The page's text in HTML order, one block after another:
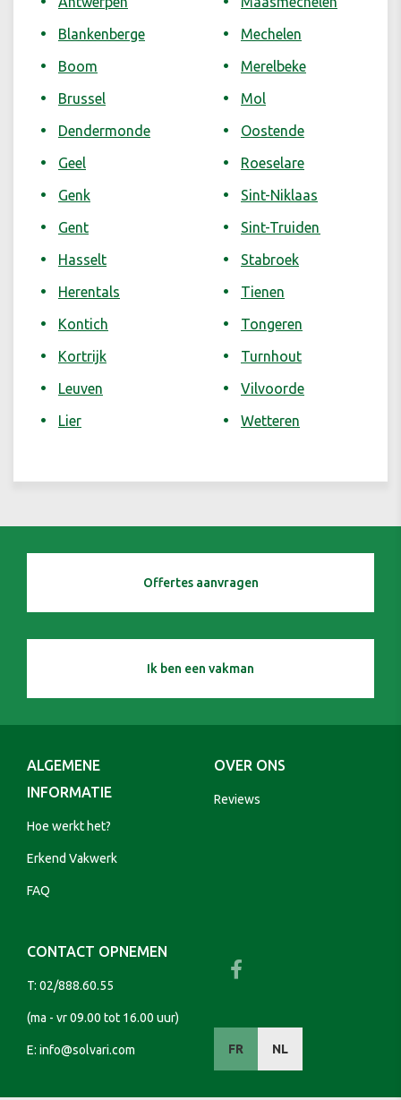
Blankenberge
Boom
Brussel
Dendermonde
Geel
Genk
Gent
Hasselt
Herentals
Kontich
Kortrijk
Leuven
Lier
Mechelen
Merelbeke
Mol
Oostende
Roeselare
Sint-Niklaas
Sint-Truiden
Stabroek
Tienen
Tongeren
Turnhout
Vilvoorde
Wetteren
Offertes aanvragen
Ik ben een vakman
ALGEMENE
INFORMATIE
Hoe werkt het?
Erkend Vakwerk
FAQ
OVER ONS
Reviews
CONTACT OPNEMEN
T: 02/888.60.55
(ma - vr 09.00 tot 16.00 uur)
E: info@solvari.com FR NL